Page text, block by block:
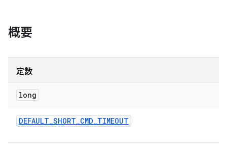
概要
定数
long
DEFAULT_SHORT_CMD_TIMEOUT